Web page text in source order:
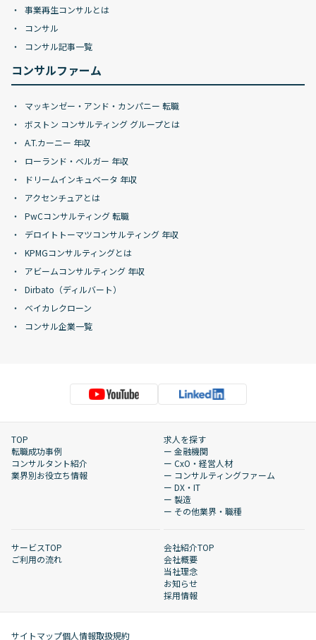
事業再生コンサルとは
コンサル
コンサル記事一覧
コンサルファーム
マッキンゼー・アンド・カンパニー 転職
ボストン コンサルティング グループとは
A.T.カーニー 年収
ローランド・ベルガー 年収
ドリームインキュベータ 年収
アクセンチュアとは
PwCコンサルティング 転職
デロイトトーマツコンサルティング 年収
KPMGコンサルティングとは
アビームコンサルティング 年収
Dirbato（ディルバート）
ベイカレクローン
コンサル企業一覧
TOP
転職成功事例
コンサルタント紹介
業界別お役立ち情報
求人を探す
ー 金融機関
ー CxO・経営人材
ー コンサルティングファーム
ー DX・IT
ー 製造
ー その他業界・職種
サービスTOP
ご利用の流れ
会社紹介TOP
会社概要
当社理念
お知らせ
採用情報
サイトマップ個人情報取扱規約